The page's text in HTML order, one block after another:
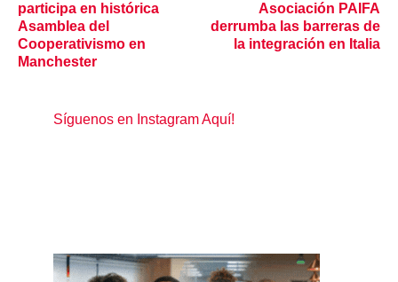
participa en histórica
Asamblea del
Cooperativismo en
Manchester
Asociación PAIFA
derrumba las barreras de
la integración en Italia
Síguenos en Instagram Aquí!